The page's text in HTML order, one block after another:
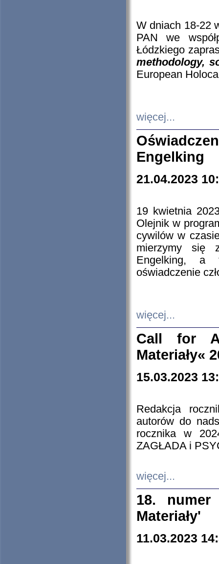
W dniach 18-22
PAN we
Łódzkiego
methodology,
European
więcej...
Engelking
21.04.2023
19 kwietnia
Olejnik w
cywilów w
mierzymy się
Engelking, a
oświadczenie
więcej...
Call for
Materiały«
15.03.2023
Redakcja
autorów do
rocznika w
ZAGŁADA i
więcej...
18. numer
Materiały'
11.03.2023